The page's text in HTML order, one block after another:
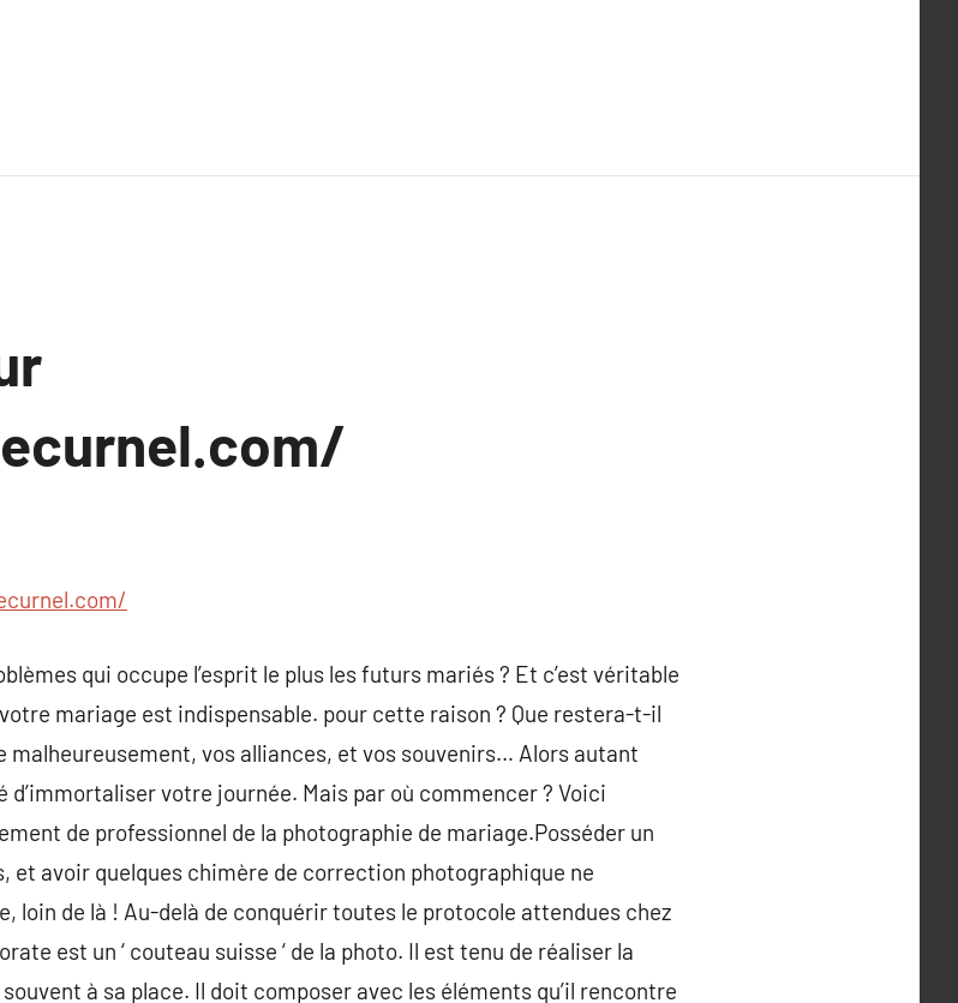
qui occupe l’esprit le plus les futurs mariés ? Et c’est véritable
mariage est indispensable. pour cette raison ? Que restera-t-il
malheureusement, vos alliances, et vos souvenirs… Alors autant
votre journée. Mais par où commencer ? Voici
de professionnel de la photographie de mariage.Posséder un
et avoir quelques chimère de correction photographique ne
loin de là ! Au-delà de conquérir toutes le protocole attendues chez
est un ‘ couteau suisse ‘ de la photo. Il est tenu de réaliser la
à sa place. Il doit composer avec les éléments qu’il rencontre